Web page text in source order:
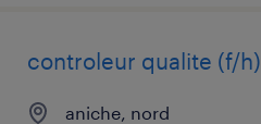
controleur qualite (f/h)
aniche, nord